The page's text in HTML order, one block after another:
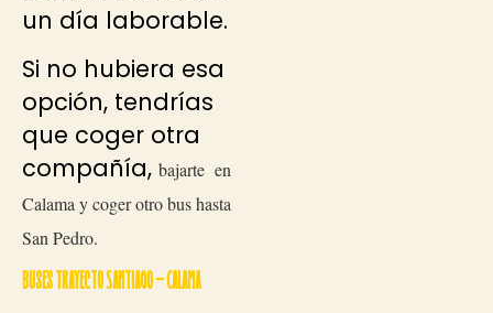
un día laborable.
Si no hubiera esa
opción, tendrías
que coger otra
compañía, bajarte en
Calama y coger otro bus hasta
San Pedro.
Buses trayecto Santiago – Calama